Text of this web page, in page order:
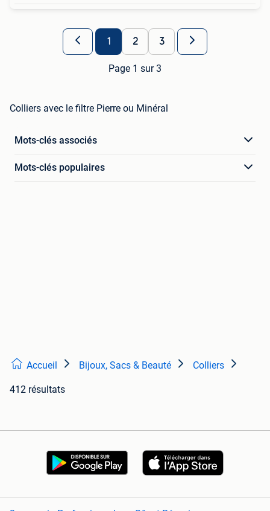
1 2 3
Page 1 sur 3
Colliers avec le filtre Pierre ou Minéral
Mots-clés associés
Mots-clés populaires
Accueil Bijoux, Sacs & Beauté Colliers
412 résultats